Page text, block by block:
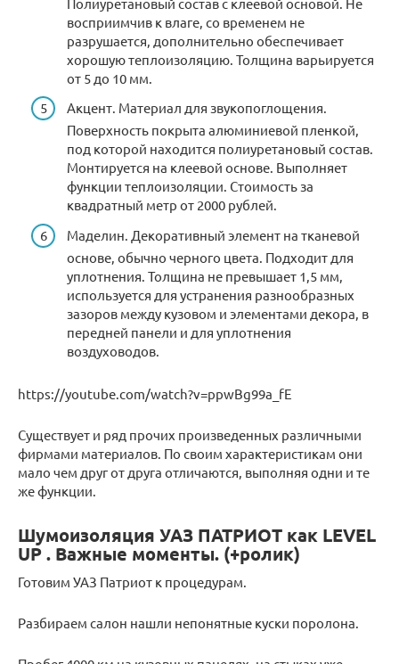
восприимчив к влаге, со временем не
разрушается, дополнительно обеспечивает
хорошую теплоизоляцию. Толщина варьируется
от 5 до 10 мм.
Акцент. Материал для звукопоглощения.
Поверхность покрыта алюминиевой пленкой,
под которой находится полиуретановый состав.
Монтируется на клеевой основе. Выполняет
функции теплоизоляции. Стоимость за
квадратный метр от 2000 рублей.
Маделин. Декоративный элемент на тканевой
основе, обычно черного цвета. Подходит для
уплотнения. Толщина не превышает 1,5 мм,
используется для устранения разнообразных
зазоров между кузовом и элементами декора, в
передней панели и для уплотнения
воздуховодов.
https://youtube.com/watch?v=ppwBg99a_fE
Существует и ряд прочих произведенных различными
фирмами материалов. По своим характеристикам они
мало чем друг от друга отличаются, выполняя одни и те
же функции.
Шумоизоляция УАЗ ПАТРИОТ как LEVEL
UP . Важные моменты. (+ролик)
Готовим УАЗ Патриот к процедурам.
Разбираем салон нашли непонятные куски поролона.